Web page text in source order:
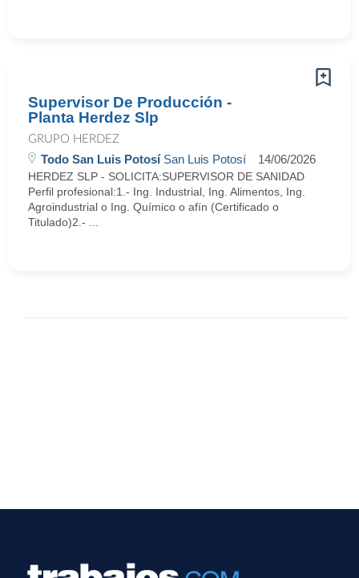
Supervisor De Producción -
Planta Herdez Slp
GRUPO HERDEZ
Todo San Luis PotosíSan Luis Potosí 14/06/2026
HERDEZ SLP - SOLICITA:SUPERVISOR DE SANIDAD
Perfil profesional:1.- Ing. Industrial, Ing. Alimentos, Ing.
Agroindustrial o Ing. Químico o afín (Certificado o
Titulado)2.- ...